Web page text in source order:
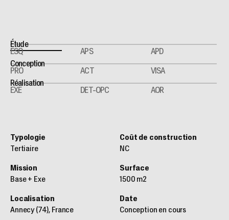
Typologie
Tertiaire
Coût de construction
NC
Mission
Base + Exe
Surface
1500 m2
Localisation
Annecy (74), France
Date
Conception en cours
Étude
ESQ APS
APD
Conception
PRO ACT
VISA
Réalisation
EXE DET-OPC AOR